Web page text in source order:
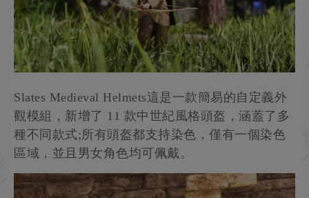
Slates Medieval Helmets這是一款簡易的自定義外
觀模組，新增了 11 款中世紀風格頭盔，涵蓋了多
種不同款式;所有頭盔都支持染色，僅有一個染色
區域，並且男女角色均可佩戴。